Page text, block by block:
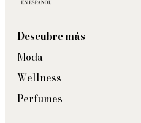
Descubre más
Moda
Wellness
Perfumes